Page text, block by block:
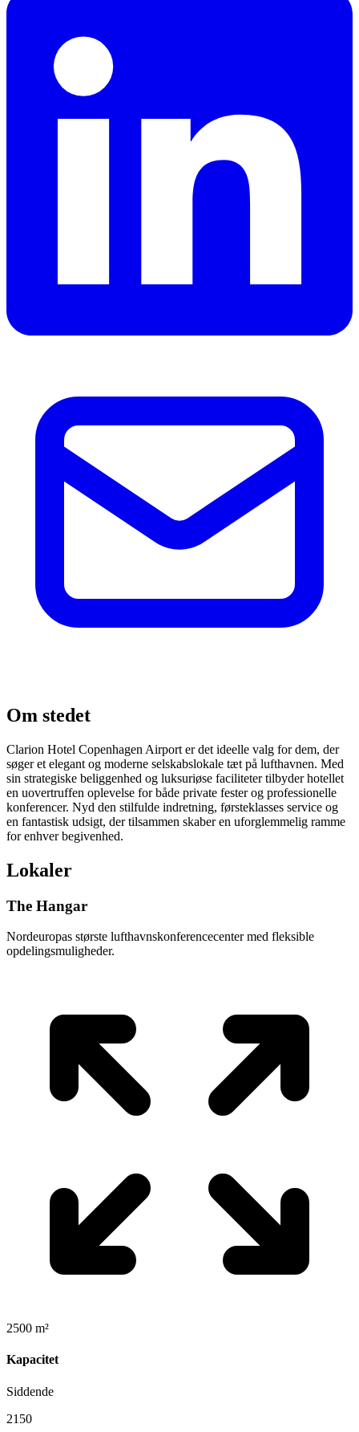
Om stedet
Clarion Hotel Copenhagen Airport er det ideelle valg for dem, der
søger et elegant og moderne selskabslokale tæt på lufthavnen. Med
sin strategiske beliggenhed og luksuriøse faciliteter tilbyder hotellet
en uovertruffen oplevelse for både private fester og professionelle
konferencer. Nyd den stilfulde indretning, førsteklasses service og
en fantastisk udsigt, der tilsammen skaber en uforglemmelig ramme
for enhver begivenhed.
Lokaler
The Hangar
Nordeuropas største lufthavnskonferencecenter med fleksible
opdelingsmuligheder.
2500 m²
Kapacitet
Siddende
2150